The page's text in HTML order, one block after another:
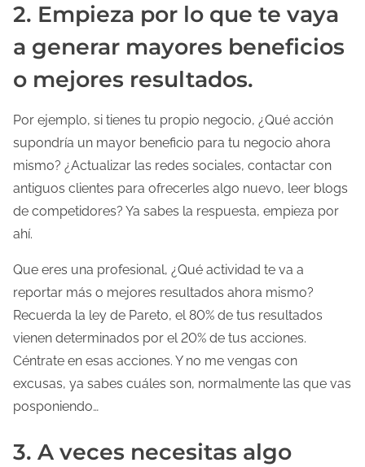
2. Empieza por lo que te vaya
a generar mayores beneficios
o mejores resultados.
Por ejemplo, si tienes tu propio negocio, ¿Qué acción
supondría un mayor beneficio para tu negocio ahora
mismo? ¿Actualizar las redes sociales, contactar con
antiguos clientes para ofrecerles algo nuevo, leer blogs
de competidores? Ya sabes la respuesta, empieza por
ahí.
Que eres una profesional, ¿Qué actividad te va a
reportar más o mejores resultados ahora mismo?
Recuerda la ley de Pareto, el 80% de tus resultados
vienen determinados por el 20% de tus acciones.
Céntrate en esas acciones. Y no me vengas con
excusas, ya sabes cuáles son, normalmente las que vas
posponiendo…
3. A veces necesitas algo